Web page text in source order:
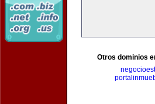
Otros dominios